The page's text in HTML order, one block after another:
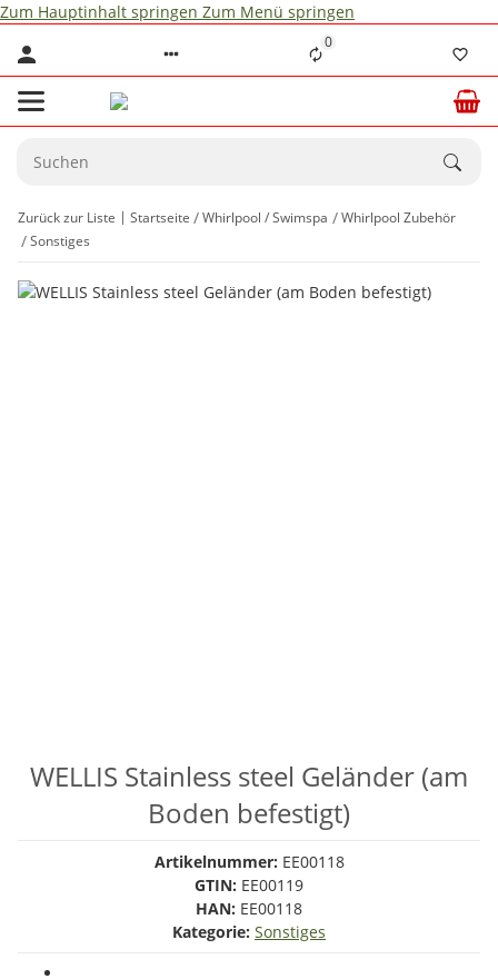
Zum Hauptinhalt springen Zum Menü springen
0
Zurück zur Liste Startseite Whirlpool / Swimspa
Whirlpool Zubehör
Sonstiges
WELLIS Stainless steel Geländer (am
Boden befestigt)
Artikelnummer: EE00118
GTIN: EE00119
HAN: EE00118
Kategorie: Sonstiges